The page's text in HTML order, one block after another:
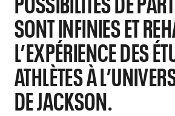
SONT INFINIES ET
L’EXPÉRIENCE DES
ATHLÈTES À
DE JACKSON.